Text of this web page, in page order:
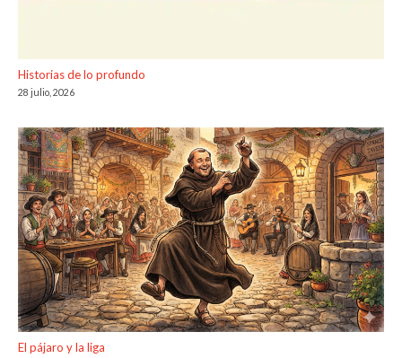
Historias de lo profundo
28 julio, 2026
El pájaro y la liga